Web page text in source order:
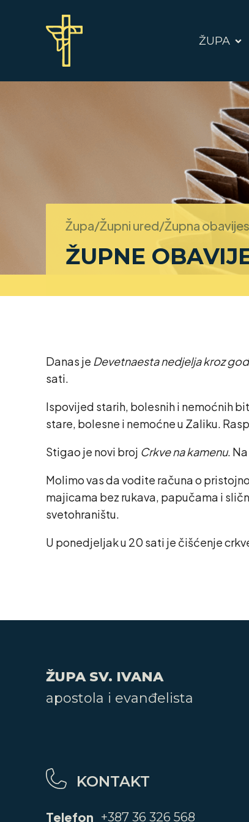
ŽUPA
Župa/Župni ured/Župna
ŽUPNE
Danas je Devetnaesta nedjelja kroz
sati.
Ispovijed starih, bolesnih i nemoćnih
stare, bolesne i nemoćne u Zaliku.
Stigao je novi broj Crkve na kamenu.
Molimo vas da vodite računa o
majicama bez rukava, papučama i
svetohraništu.
U ponedjeljak u 20 sati je čišćenje
ŽUPA SV. IVANA
apostola i evanđelista
KONTAKT
Telefon +387 36 326 568